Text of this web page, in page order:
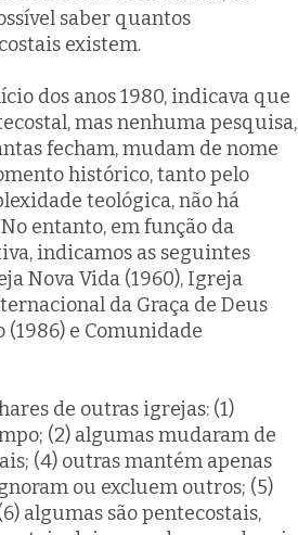
saber quantos
existem.
dos anos 1980, indicava que
mas nenhuma pesquisa,
fecham, mudam de nome
histórico, tanto pelo
teológica, não há
entanto, em função da
indicamos as seguintes
Nova Vida (1960), Igreja
da Graça de Deus
(1986) e Comunidade
de outras igrejas: (1)
(2) algumas mudaram de
(4) outras mantém apenas
ou excluem outros; (5)
algumas são pentecostais,